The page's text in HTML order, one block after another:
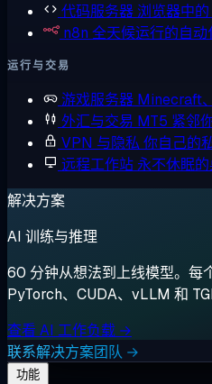
代码服务器 浏览器中
n8n 全天候运行的自动
运行与交易
游戏服务器 Minecraft
外汇与交易 MT5 紧邻
VPN 与隐私 你自己的
远程工作站 永不休眠
解决方案
AI 训练与推理
60 分钟从想法到上线模型。每
PyTorch、CUDA、vLLM 和 TGI
查看 AI 工作负载 →
联系解决方案团队 →